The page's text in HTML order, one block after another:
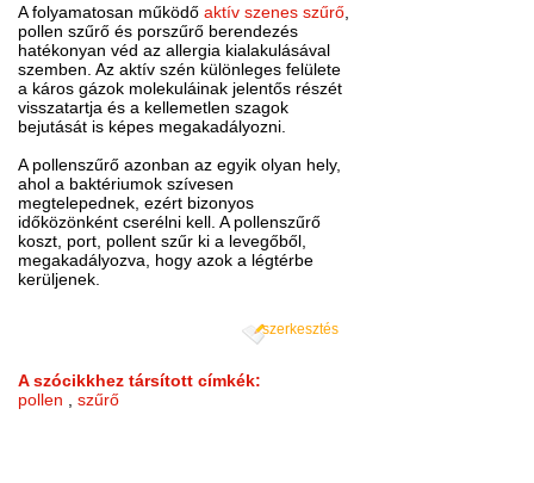
A folyamatosan működőaktív szenes szűrő,
pollen szűrő és porszűrő berendezés
hatékonyan véd az allergia kialakulásával
szemben. Az aktív szén különleges felülete
a káros gázok molekuláinak jelentős részét
visszatartja és a kellemetlen szagok
bejutását is képes megakadályozni.
A pollenszűrő azonban az egyik olyan hely,
ahol a baktériumok szívesen
megtelepednek, ezért bizonyos
időközönként cserélni kell. A pollenszűrő
koszt, port, pollent szűr ki a levegőből,
megakadályozva, hogy azok a légtérbe
kerüljenek.
szerkesztés
A szócikkhez társított címkék:
pollen ,szűrő